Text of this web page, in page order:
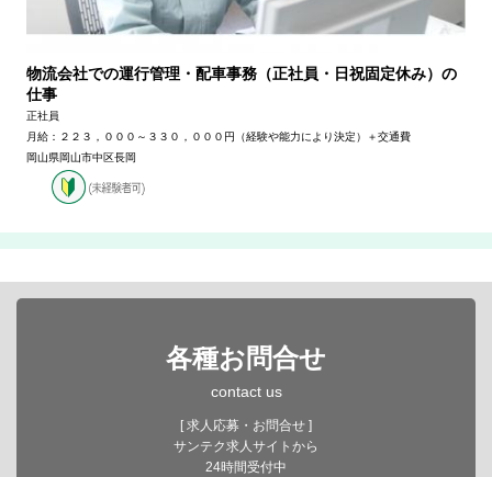
両備グループのバス運行にかかわる総合管理・労務管理など管
理業務全般の仕事
正社員
月給２３０，０００～２５０，０００円＋交通費（経験・能力により決定）
岡山県岡山市中区国富
各種お問合せ
contact us
[ 求人応募・お問合せ ]
サンテク求人サイトから
24時間受付中